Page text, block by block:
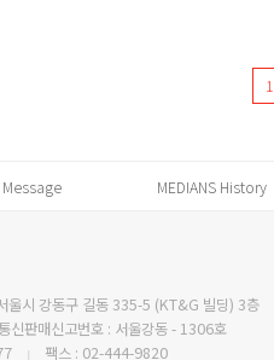
1
Message MEDIANS History
울시 강동구 길동 335-5 (KT&G 빌딩) 3층
통신판매신고번호 : 서울강동 - 1306호
팩스 : 02-444-9820